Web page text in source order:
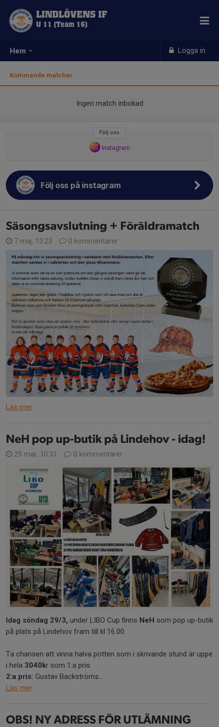
Hem Logga in
LINDLÖVENS IF
U 11 (Team 16)
Kommande matcher
Ingen match inbokad
Följ oss
Instagram
Följ oss på instagram
Säsongsavslutning + Föräldramatch
7 maj, 13:23 0 kommentarer
Läs mer
NeH pop up-butik på Lindehov - idag!
29 mar, 10:31 0 kommentarer
Idag söndag 29/3, under LIBO Cup finns NeH som pop up-butik
på plats på Lindehov fram till kl 16.00.
Ta chansen att vinna halva potten som i skrivande stund är uppe
i hela 3040kr som 1:a pris.
2:a pris: Gustav Backströms...
Läs mer
OBS! NY ADRESS FÖR UTLÄMNING